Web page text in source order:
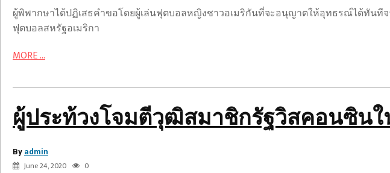
ผู้พิพากษาได้ปฏิเสธคำขอโดยผู้เล่นฟุตบอลหญิงชาวอเมริกันที่จะอนุญาตให้อุทธรณ์ได้ทันที
ฟุตบอลสหรัฐอเมริกา
MORE ...
ผู้ประท้วงโจมตีวุฒิสมาชิกรัฐวิสคอนซิน
By admin
June 24, 2020 0
รัฐ
วิสคอนซิน
ใน
คืน
ที่
หน่วย
งาน
รัฐ:
รายงาน
ฟิว
เจ
อร์สต็
อก
ดีด